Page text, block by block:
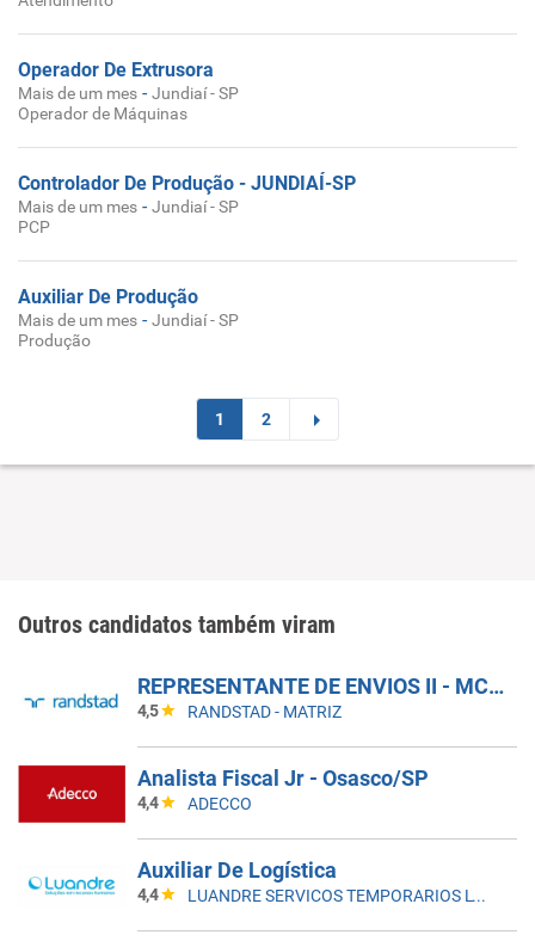
Operador De Extrusora
Mais de um mes -Jundiaí - SP
Operador de Máquinas
Controlador De Produção - JUNDIAÍ-SP
Mais de um mes -Jundiaí - SP
PCP
Auxiliar De Produção
Mais de um mes -Jundiaí - SP
Produção
1 2
Outros candidatos também viram
REPRESENTANTE DE ENVIOS II - MCDLIVRE
4,5 RANDSTAD - MATRIZ
Analista Fiscal Jr - Osasco/SP
4,4 ADECCO
Auxiliar De Logística
4,4 LUANDRE SERVICOS TEMPORARIOS LTDA. (C-I)